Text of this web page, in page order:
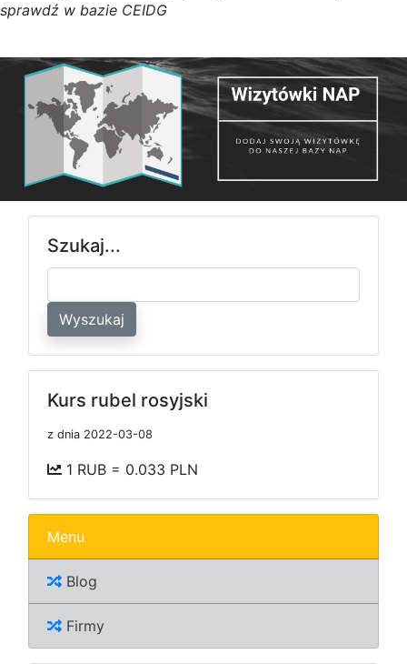
sprawdź w bazie CEIDG
Szukaj...
Wyszukaj
Kurs rubel rosyjski
z dnia 2022-03-08
1 RUB = 0.033 PLN
Menu
Blog
Firmy